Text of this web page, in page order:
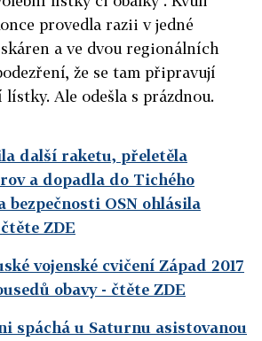
provedla razii v jedné
a ve dvou regionálních
že se tam připravují
Ale odešla s prázdnou.
další raketu, přeletěla
a dopadla do Tichého
bezpečnosti OSN ohlásila
ZDE
vojenské cvičení Západ 2017
obavy- čtěte ZDE
spáchá u Saturnu asistovanou